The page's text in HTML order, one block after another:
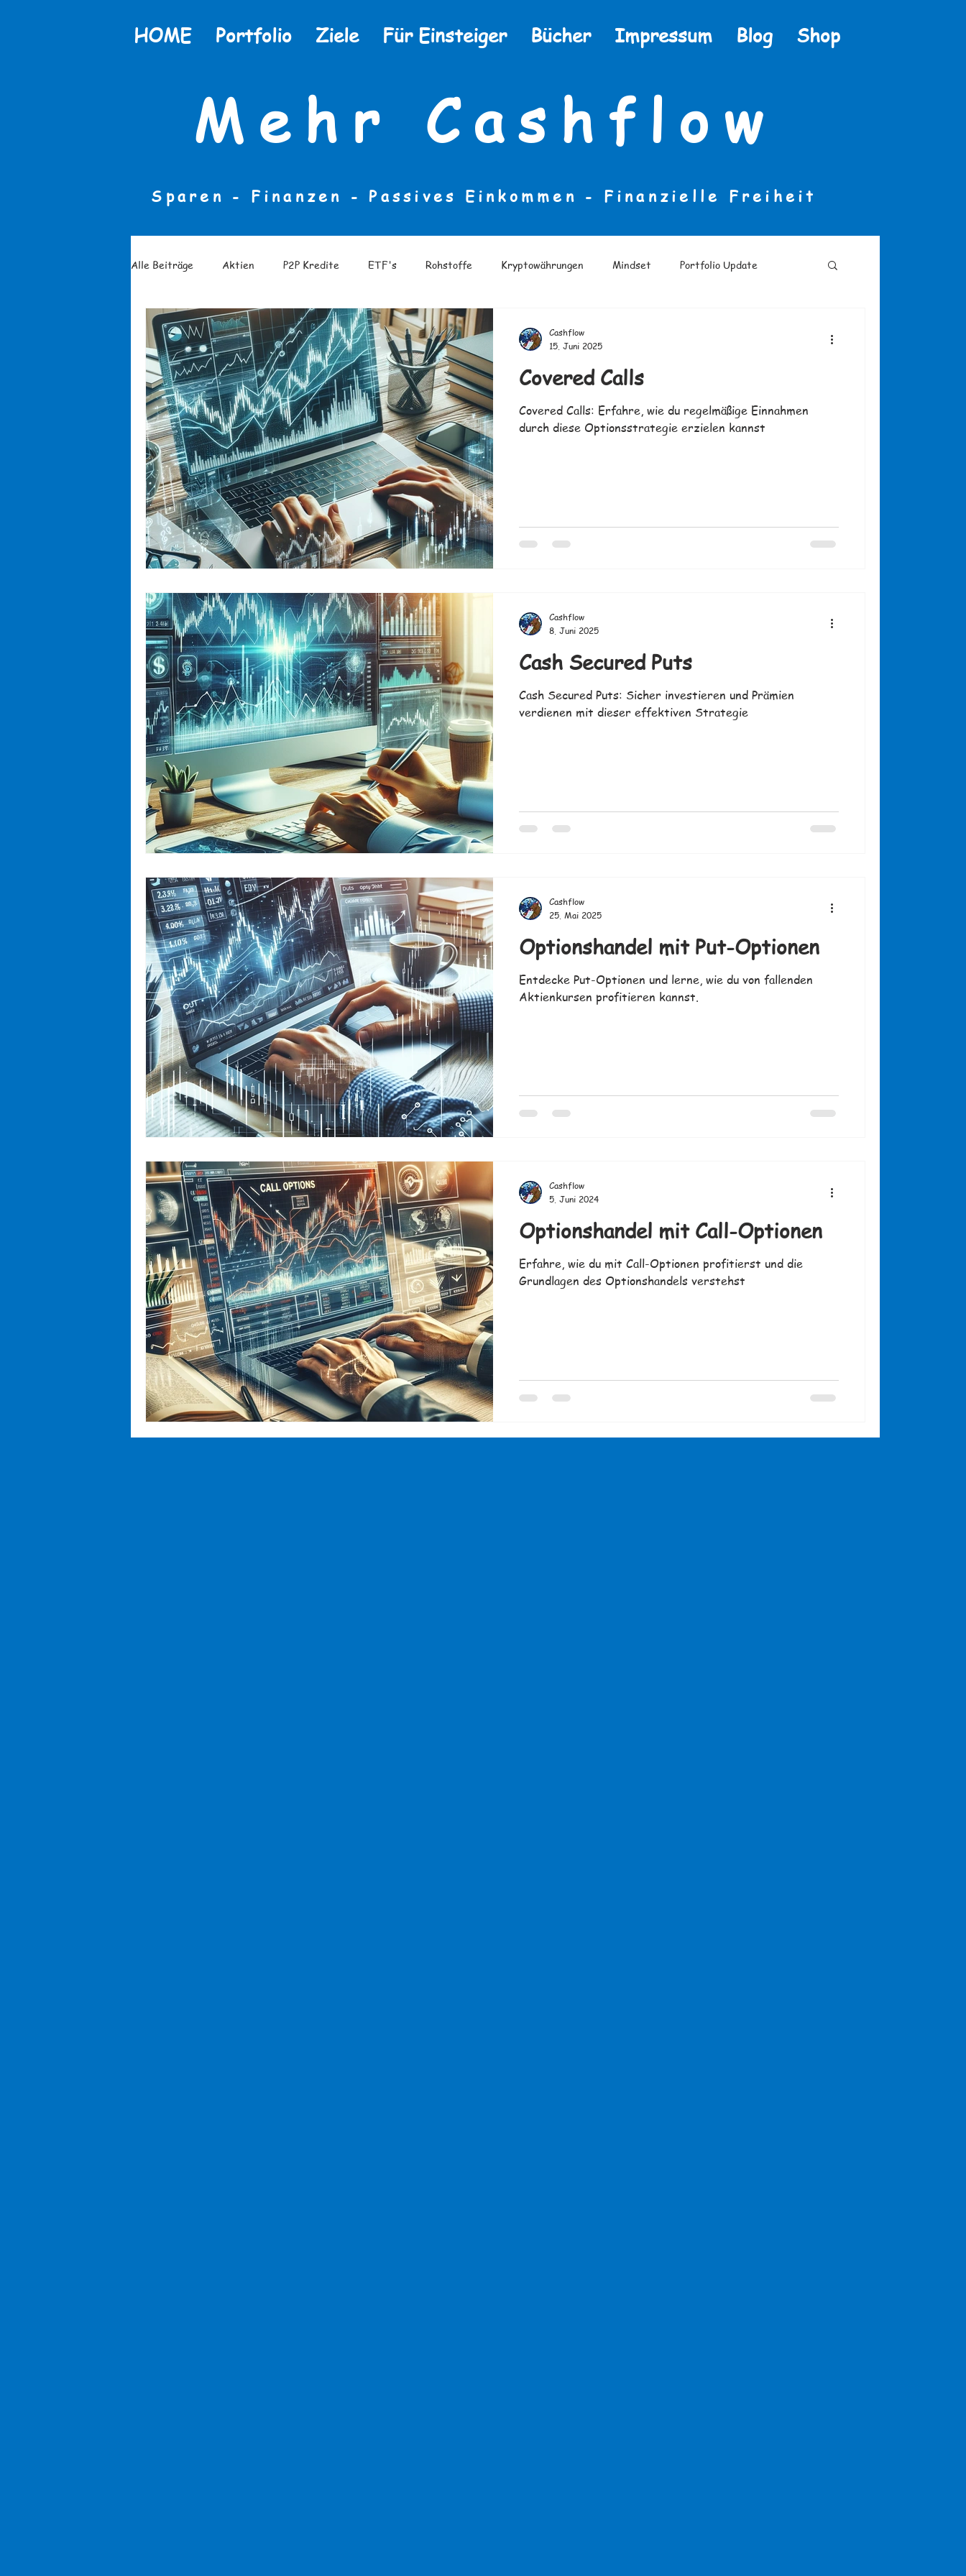
HOME Portfolio Ziele Für Einsteiger Bücher Impressum Blog Shop
Mehr Cashflow
Sparen - Finanzen - Passives Einkommen - Finanzielle Freiheit
Alle Beiträge Aktien P2P Kredite ETF's Rohstoffe Kryptowährungen Mindset Portfolio Update
Finanzielle Bildung Finanzliteratur
Covered Calls
Covered Calls: Erfahre, wie du regelmäßige Einnahmen
durch diese Optionsstrategie erzielen kannst
Cashflow
15. Juni 2025
Cash Secured Puts
Cash Secured Puts: Sicher investieren und Prämien
verdienen mit dieser effektiven Strategie
Cashflow
8. Juni 2025
Optionshandel mit Put-Optionen
Entdecke Put-Optionen und lerne, wie du von fallenden
Aktienkursen profitieren kannst.
Cashflow
25. Mai 2025
Optionshandel mit Call-Optionen
Erfahre, wie du mit Call-Optionen profitierst und die
Grundlagen des Optionshandels verstehst
Cashflow
5. Juni 2024